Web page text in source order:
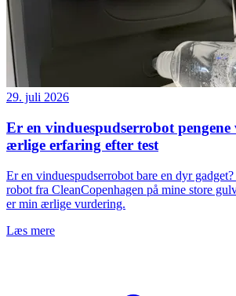
29. juli 2026
Er en vinduespudserrobot
ærlige erfaring efter test
Er en vinduespudserrobot bare en dyr gadget?
robot fra CleanCopenhagen på mine store
er min ærlige vurdering.
Læs mere